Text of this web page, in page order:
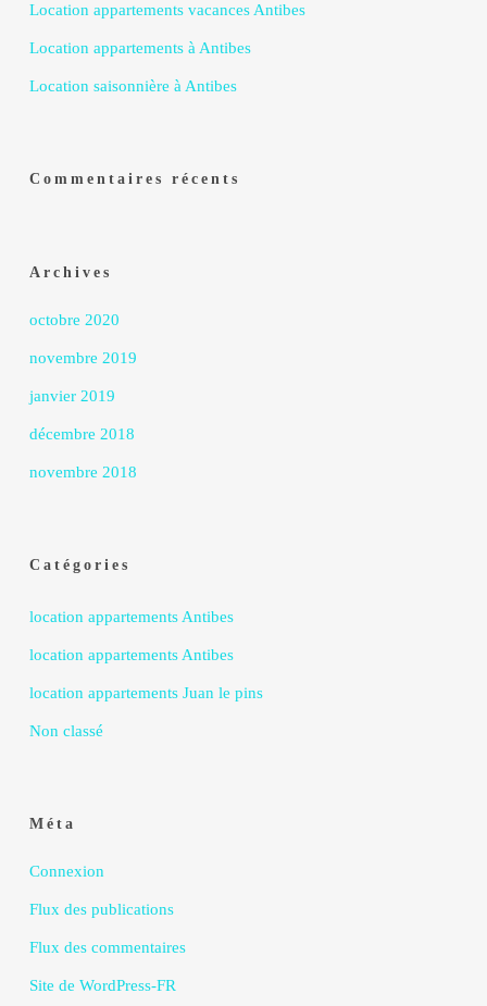
Location appartements vacances Antibes
Location appartements à Antibes
Location saisonnière à Antibes
Commentaires récents
Archives
octobre 2020
novembre 2019
janvier 2019
décembre 2018
novembre 2018
Catégories
location appartements Antibes
location appartements Antibes
location appartements Juan le pins
Non classé
Méta
Connexion
Flux des publications
Flux des commentaires
Site de WordPress-FR